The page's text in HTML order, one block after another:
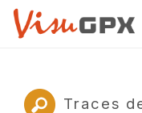
Traces